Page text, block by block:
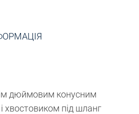
дюймовим конусним
хвостовиком під шланг